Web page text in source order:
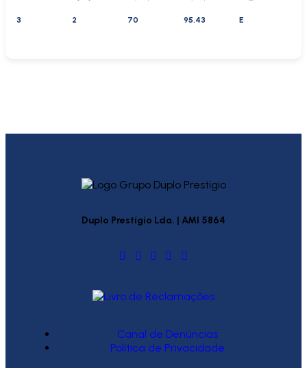
3 2 70 95.43 E
Duplo Prestígio Lda. | AMI 5864
Canal de Denúncias
Política de Privacidade